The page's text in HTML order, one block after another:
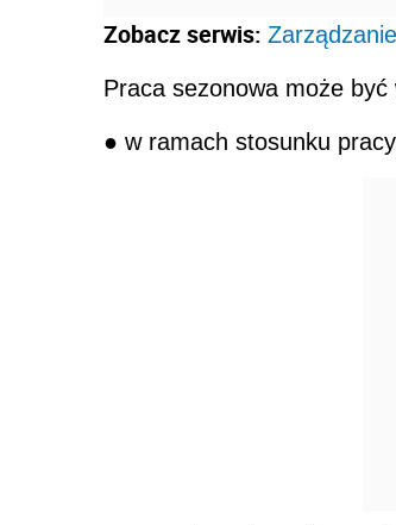
Zobacz serwis: Zarządzanie
Praca sezonowa może
● w ramach stosunku